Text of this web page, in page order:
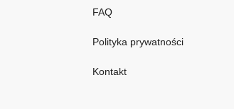
FAQ
Polityka prywatności
Kontakt